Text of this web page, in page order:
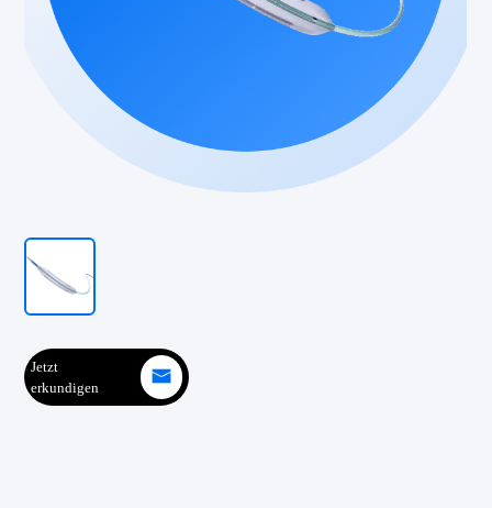
Jetzt
erkundigen